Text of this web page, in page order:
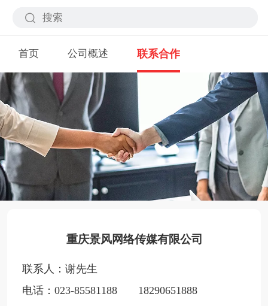
首页 公司概述 联系合作
重庆景风网络传媒有限公司
联系人：谢先生
电话：023-85581188 18290651888